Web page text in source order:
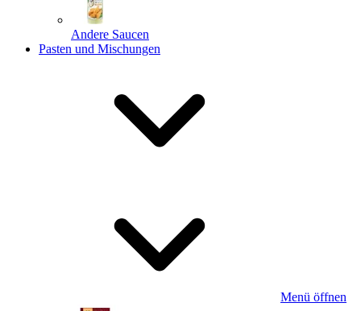
Andere Saucen
Pasten und Mischungen
Menü öffnen